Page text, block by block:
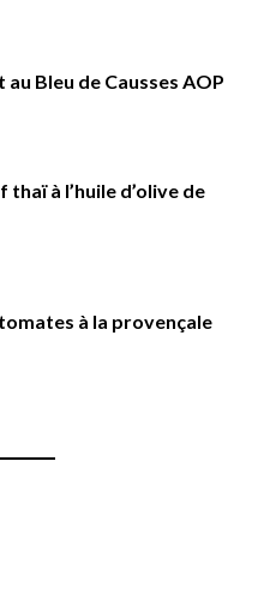
Bleu de Causses AOP
thaï à l’huile d’olive de
à la provençale